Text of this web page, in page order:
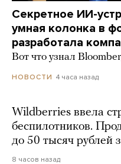
Секретное ИИ-
умная колонка в
разработала
Вот что узнал
НОВОСТИ 4 часа назад
Wildberries ввела
беспилотников.
до 50 тысяч рублей
8 часов назад